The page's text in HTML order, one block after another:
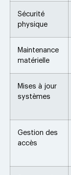
Sécurité
physique
Maintenance
matérielle
Mises à jour
systèmes
Gestion des
accès